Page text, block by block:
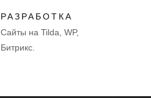
Сайты на Tilda, WP,
Битрикс.
РАЗРАБОТКА